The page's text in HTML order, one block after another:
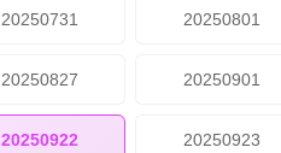
20250731 20250801
20250827 20250901
20250922 20250923